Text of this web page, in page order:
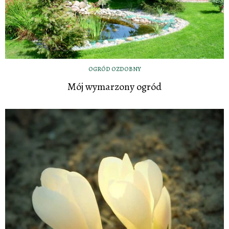
OGRÓD OZDOBNY
Mój wymarzony ogród